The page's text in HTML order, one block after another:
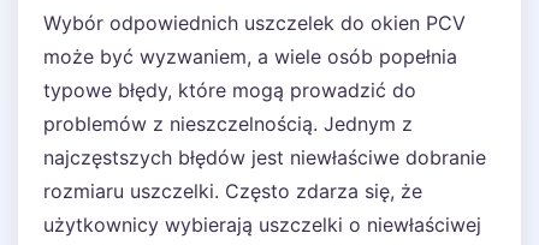
Wybór odpowiednich uszczelek do okien PCV
może być wyzwaniem, a wiele osób popełnia
typowe błędy, które mogą prowadzić do
problemów z nieszczelnością. Jednym z
najczęstszych błędów jest niewłaściwe dobranie
rozmiaru uszczelki. Często zdarza się, że
użytkownicy wybierają uszczelki o niewłaściwej